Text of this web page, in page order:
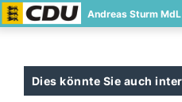
Andreas Sturm MdL
Dies könnte Sie auch